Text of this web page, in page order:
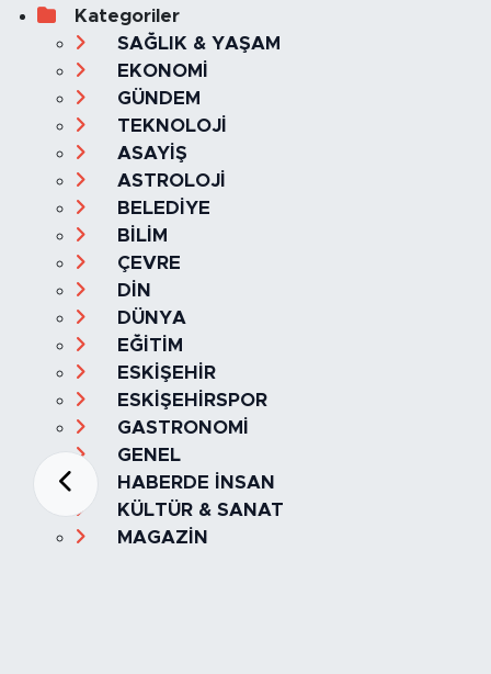
Kategoriler
SAĞLIK & YAŞAM
EKONOMİ
GÜNDEM
TEKNOLOJİ
ASAYİŞ
ASTROLOJİ
BELEDİYE
BİLİM
ÇEVRE
DİN
DÜNYA
EĞİTİM
ESKİŞEHİR
ESKİŞEHİRSPOR
GASTRONOMİ
GENEL
HABERDE İNSAN
KÜLTÜR & SANAT
MAGAZİN